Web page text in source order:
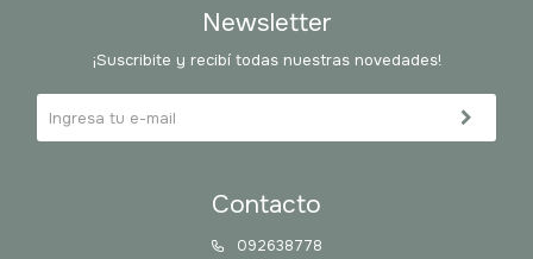
Contacto
092638778
Newsletter
¡Suscribite y recibí todas nuestras novedades!